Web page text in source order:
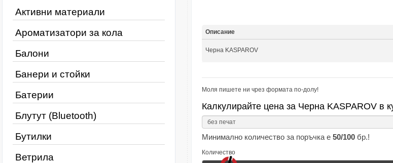
Активни материали
Ароматизатори за кола
Балони
Банери и стойки
Батерии
Блутут (Bluetooth)
Бутилки
Ветрила
Описание
Черна KASPAROV
Моля пишете ни чрез формата по-долу!
Калкулирайте цена за Черна KASPAROV в
Минимално количество за поръчка е 50/100 бр.!
Количество